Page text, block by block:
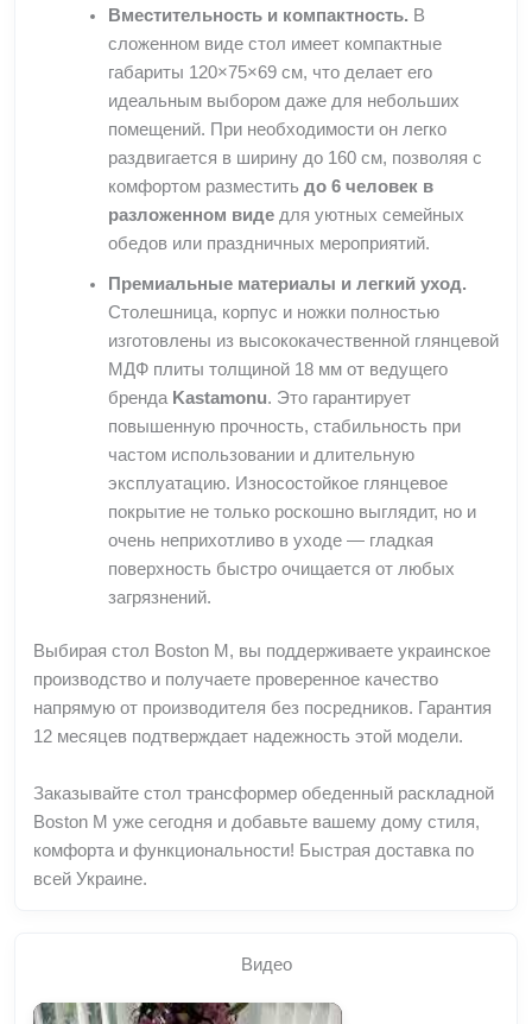
Вместительность и компактность. В
сложенном виде стол имеет компактные
габариты 120×75×69 см, что делает его
идеальным выбором даже для небольших
помещений. При необходимости он легко
раздвигается в ширину до 160 см, позволяя с
комфортом разместитьдо 6 человек в
разложенном виде для уютных семейных
обедов или праздничных мероприятий.
Премиальные материалы и легкий уход.
Столешница, корпус и ножки полностью
изготовлены из высококачественной глянцевой
МДФ плиты толщиной 18 мм от ведущего
бренда Kastamonu. Это гарантирует
повышенную прочность, стабильность при
частом использовании и длительную
эксплуатацию. Износостойкое глянцевое
покрытие не только роскошно выглядит, но и
очень неприхотливо в уходе — гладкая
поверхность быстро очищается от любых
загрязнений.
Выбирая стол Boston M, вы поддерживаете украинское
производство и получаете проверенное качество
напрямую от производителя без посредников. Гарантия
12 месяцев подтверждает надежность этой модели.
Заказывайте стол трансформер обеденный раскладной
Boston M уже сегодня и добавьте вашему дому стиля,
комфорта и функциональности! Быстрая доставка по
всей Украине.
Видео